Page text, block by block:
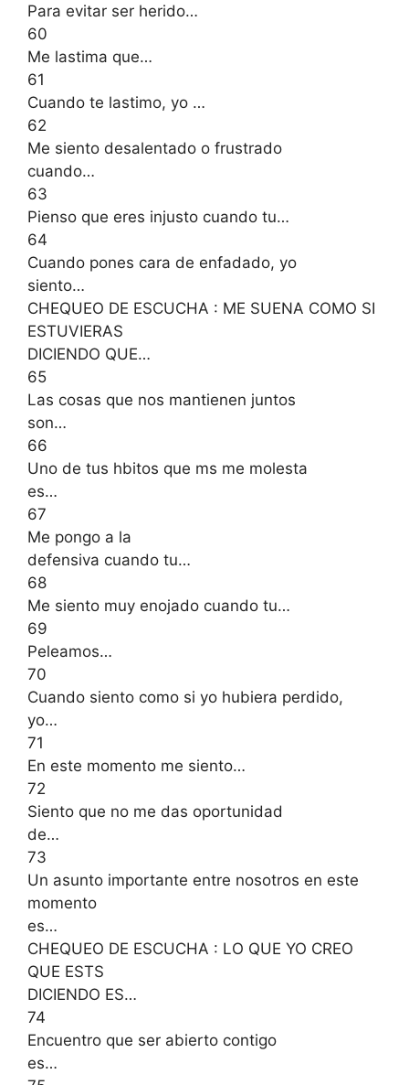
Para evitar ser herido…
60
Me lastima que…
61
Cuando te lastimo, yo …
62
Me siento desalentado o frustrado
cuando…
63
Pienso que eres injusto cuando tu…
64
Cuando pones cara de enfadado, yo
siento…
CHEQUEO DE ESCUCHA : ME SUENA COMO SI
ESTUVIERAS
DICIENDO QUE…
65
Las cosas que nos mantienen juntos
son…
66
Uno de tus hbitos que ms me molesta
es…
67
Me pongo a la
defensiva cuando tu…
68
Me siento muy enojado cuando tu…
69
Peleamos…
70
Cuando siento como si yo hubiera perdido,
yo…
71
En este momento me siento…
72
Siento que no me das oportunidad
de…
73
Un asunto importante entre nosotros en este
momento
es…
CHEQUEO DE ESCUCHA : LO QUE YO CREO
QUE ESTS
DICIENDO ES…
74
Encuentro que ser abierto contigo
es…